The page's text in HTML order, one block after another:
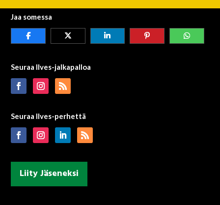
Jaa somessa
Seuraa Ilves-jalkapalloa
Seuraa Ilves-perhettä
Liity Jäseneksi